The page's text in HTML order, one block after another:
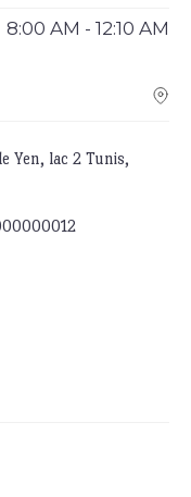
8:00 AM - 12:10 AM
Yen, lac 2 Tunis,